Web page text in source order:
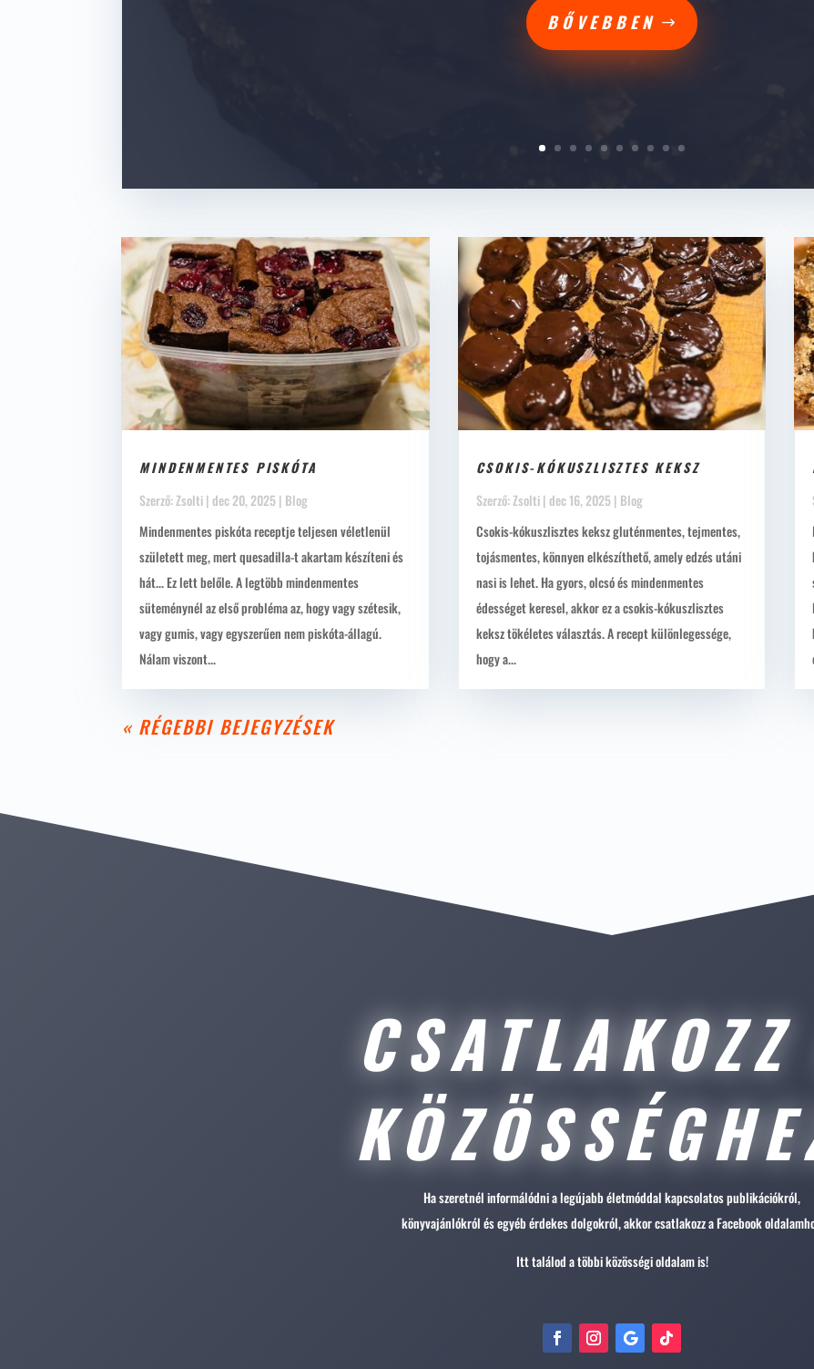
BŐVEBBEN
MINDENMENTES PISKÓTA
Szerző:Zsolti| dec 20, 2025 | Blog
Mindenmentes piskóta receptje teljesen véletlenül
született meg, mert quesadilla-t akartam készíteni és
hát... Ez lett belőle. A legtöbb mindenmentes
süteménynél az első probléma az, hogy vagy szétesik,
vagy gumis, vagy egyszerűen nem piskóta-állagú.
Nálam viszont...
CSOKIS-KÓKUSZLISZTES KEKSZ
Szerző:Zsolti| dec 16, 2025 | Blog
Csokis-kókuszlisztes keksz gluténmentes, tejmentes,
tojásmentes, könnyen elkészíthető, amely edzés utáni
nasi is lehet. Ha gyors, olcsó és mindenmentes
édességet keresel, akkor ez a csokis-kókuszlisztes
keksz tökéletes választás. A recept különlegessége,
hogy a...
« RÉGEBBI BEJEGYZÉSEK
Ha szeretnél informálódni a legújabb életmóddal kapcsolatos publikációkról,
könyvajánlókról és egyéb érdekes dolgokról, akkor csatlakozz a Facebook
Itt találod a többi közösségi oldalam is!